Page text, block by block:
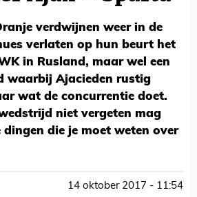
verdwijnen weer in de
verlaten op hun beurt het
in Rusland, maar wel een
waarbij Ajacieden rustig
wat de concurrentie doet.
niet vergeten mag
die je moet weten over
14 oktober 2017 - 11:54